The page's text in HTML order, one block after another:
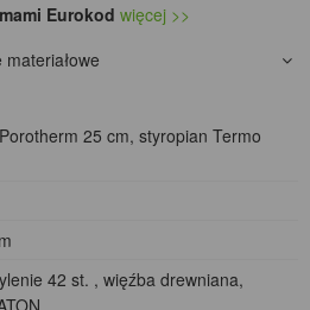
Eurokod więcej >>
25 cm, styropian Termo
42 st. , więźba drewniana,